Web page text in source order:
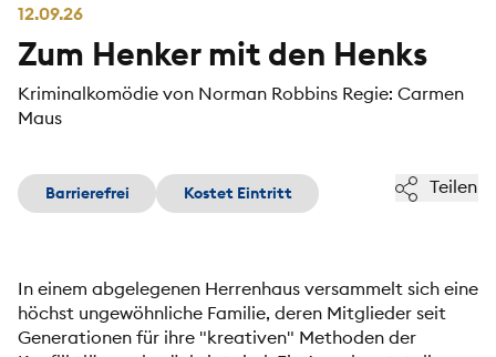
12.09.26
Zum Henker mit den Henks
Kriminalkomödie von Norman Robbins Regie: Carmen
Maus
Barrierefrei Kostet Eintritt Teilen
In einem abgelegenen Herrenhaus versammelt sich eine
höchst ungewöhnliche Familie, deren Mitglieder seit
Generationen für ihre "kreativen" Methoden der